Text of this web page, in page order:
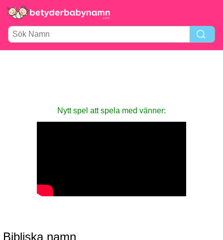
Nytt spel att spela med vänner:
Bibliska namn